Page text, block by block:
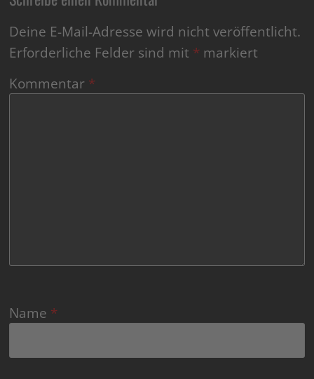
Deine E-Mail-Adresse wird nicht veröffentlicht.
Erforderliche Felder sind mit * markiert
Kommentar *
Name *